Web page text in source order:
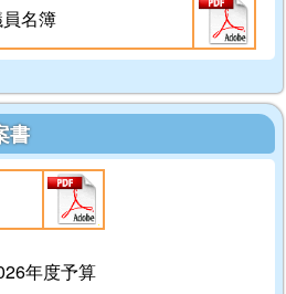
名簿
書
年度予算